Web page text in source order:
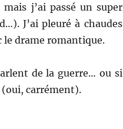
j’ai passé un super
J’ai pleuré à chaudes
le drame romantique.
de la guerre… ou si
(oui, carrément).